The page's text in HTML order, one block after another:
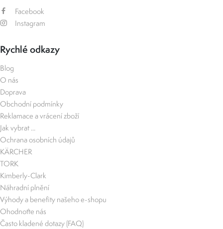
Facebook
Instagram
Rychlé odkazy
Blog
O nás
Doprava
Obchodní podmínky
Reklamace a vrácení zboží
Jak vybrat ...
Ochrana osobních údajů
KÄRCHER
TORK
Kimberly-Clark
Náhradní plnění
Výhody a benefity našeho e-shopu
Ohodnoťte nás
Často kladené dotazy (FAQ)